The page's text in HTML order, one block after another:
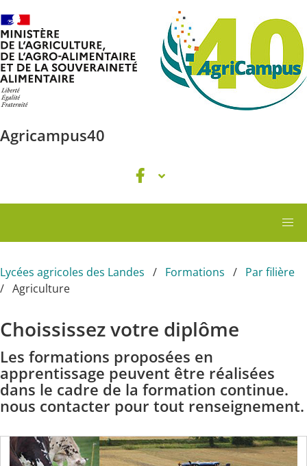
Agricampus40
Lycées agricoles des Landes Formations
Par filière
Agriculture
Choississez votre diplôme
Les formations proposées en
apprentissage peuvent être réalisées
dans le cadre de la formation continue.
nous contacter pour tout renseignement.